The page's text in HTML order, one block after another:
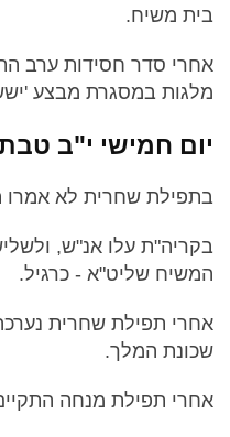
בית משיח.
מלגות במסגרת מבצע
יום חמישי י"ב
בתפילת שחרית לא אמרו
בקריה"ת עלו אנ"ש,
המשיח שליט"א - כרגיל.
אחרי תפילת שחרית
שכונת המלך.
אחרי תפילת מנחה